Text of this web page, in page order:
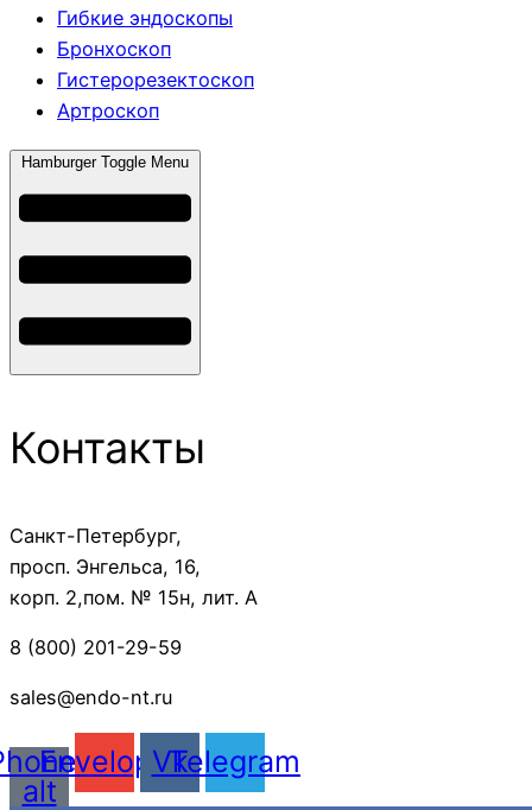
Гибкие эндоскопы
Бронхоскоп
Гистерорезектоскоп
Артроскоп
Hamburger Toggle Menu
Контакты
Санкт-Петербург,
просп. Энгельса, 16,
корп. 2,пом. № 15н, лит. А
8 (800) 201-29-59
sales@endo-nt.ru
alt
EnvelopeVkTelegram